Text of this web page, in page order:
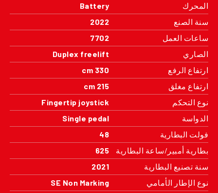
المحرك
Battery
سنة الصنع
2022
ساعات العمل
7702
الصاري
Duplex freelift
ارتفاع الرفع
330 cm
ارتفاع مغلق
215 cm
نوع التحكم
Fingertip joystick
الدواسة
Single pedal
فولت البطارية
48
بطارية أمبير/ساعة البطارية
625
سنة تصنيع البطارية
2021
نوع الإطار الأمامي
SE Non Marking